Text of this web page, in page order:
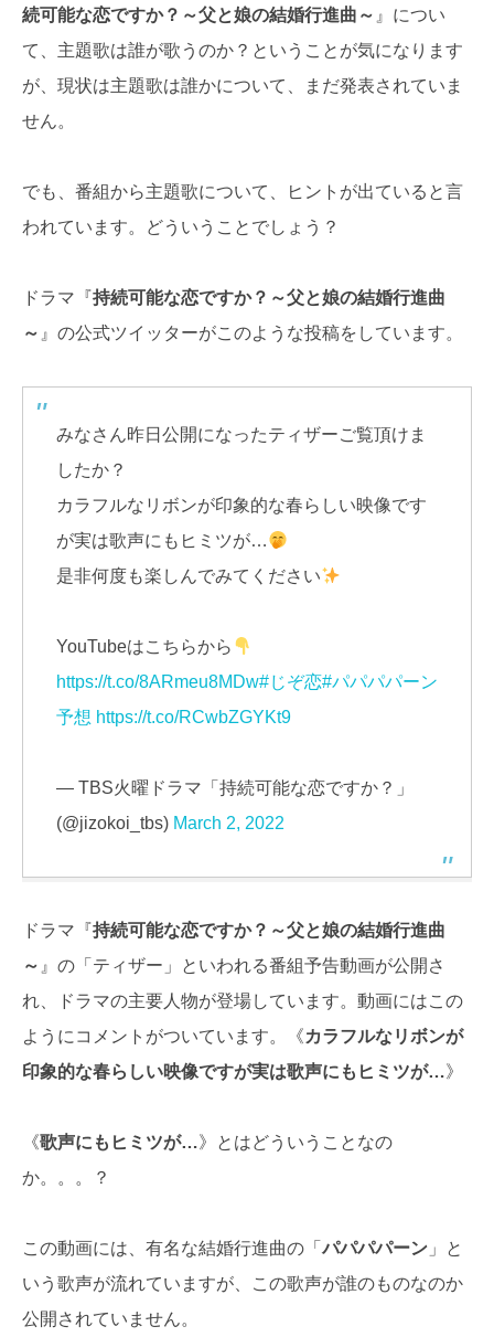
続可能な恋ですか？～父と娘の結婚行進曲～ 』につい
て、主題歌は誰が歌うのか？ということが気になります
が、現状は主題歌は誰かについて、まだ発表されていま
せん。
でも、番組から主題歌について、ヒントが出ていると言
われています。どういうことでしょう？
ドラマ『持続可能な恋ですか？～父と娘の結婚行進曲
～ 』の公式ツイッターがこのような投稿をしています。
みなさん昨日公開になったティザーご覧頂けま
したか？
カラフルなリボンが印象的な春らしい映像です
が実は歌声にもヒミツが…
是非何度も楽しんでみてください
YouTubeはこちらから
https://t.co/8ARmeu8MDw#じぞ恋#パパパパーン
予想 https://t.co/RCwbZGYKt9
— TBS火曜ドラマ「持続可能な恋ですか？」
(@jizokoi_tbs) March 2, 2022
ドラマ『持続可能な恋ですか？～父と娘の結婚行進曲
～ 』の「ティザー」といわれる番組予告動画が公開さ
れ、ドラマの主要人物が登場しています。動画にはこの
ようにコメントがついています。《カラフルなリボンが
印象的な春らしい映像ですが実は歌声にもヒミツが…》
《歌声にもヒミツが…》とはどういうことなの
か。。。？
この動画には、有名な結婚行進曲の「 パパパパーン 」と
いう歌声が流れていますが、この歌声が誰のものなのか
公開されていません。